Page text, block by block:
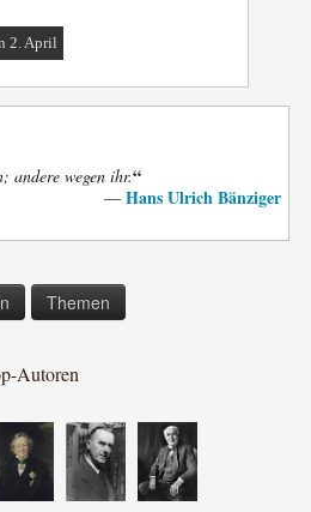
2. April
andere wegen ihr.“
— Hans Ulrich Bänziger
Themen
Autoren